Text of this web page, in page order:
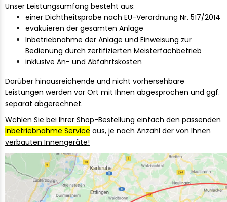
Unser Leistungsumfang besteht aus:
einer Dichtheitsprobe nach EU-Verordnung Nr. 517/2014
evakuieren der gesamten Anlage
Inbetriebnahme der Anlage und Einweisung zur
Bedienung durch zertifizierten Meisterfachbetrieb
inklusive An- und Abfahrtskosten
Darüber hinausreichende und nicht vorhersehbare
Leistungen werden vor Ort mit Ihnen abgesprochen und ggf.
separat abgerechnet.
Wählen Sie bei Ihrer Shop-Bestellung einfach den passenden
Inbetriebnahme Service aus, je nach Anzahl der von Ihnen
verbauten Innengeräte!